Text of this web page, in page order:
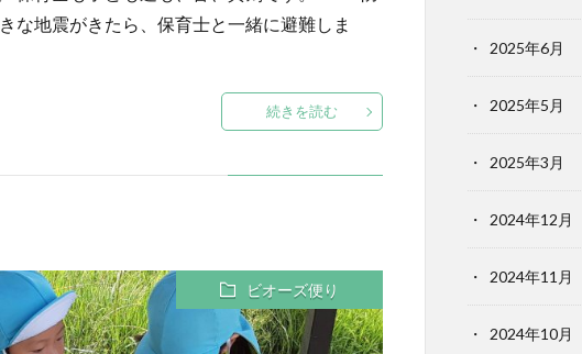
な地震がきたら、保育士と一緒に避難しま
続きを読む
ビオーズ便り
2025年6月
2025年5月
2025年3月
2024年12月
2024年11月
2024年10月